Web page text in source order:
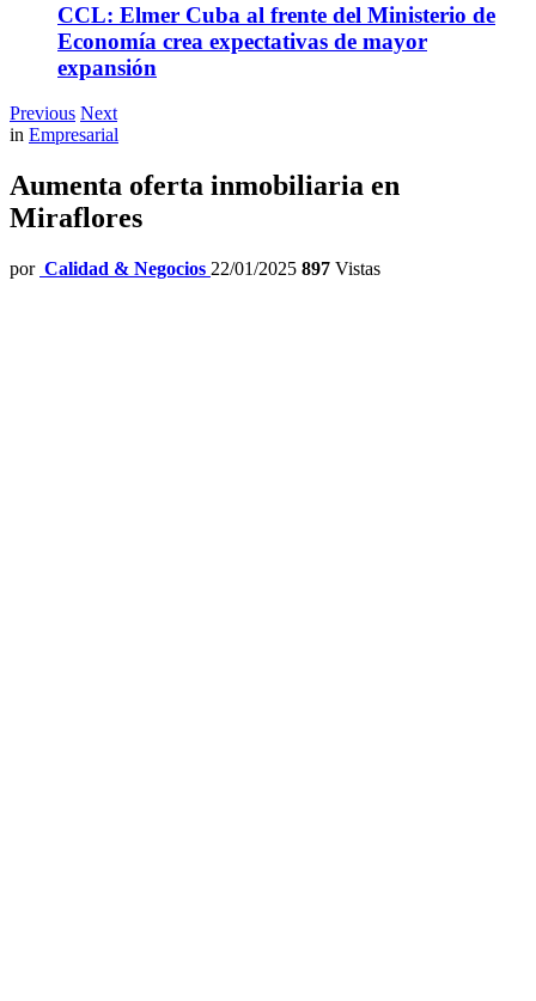
CCL: Elmer Cuba al frente del Ministerio de
Economía crea expectativas de mayor
expansión
Previous Next
in Empresarial
Aumenta oferta inmobiliaria en
Miraflores
por Calidad & Negocios 22/01/2025 897 Vistas